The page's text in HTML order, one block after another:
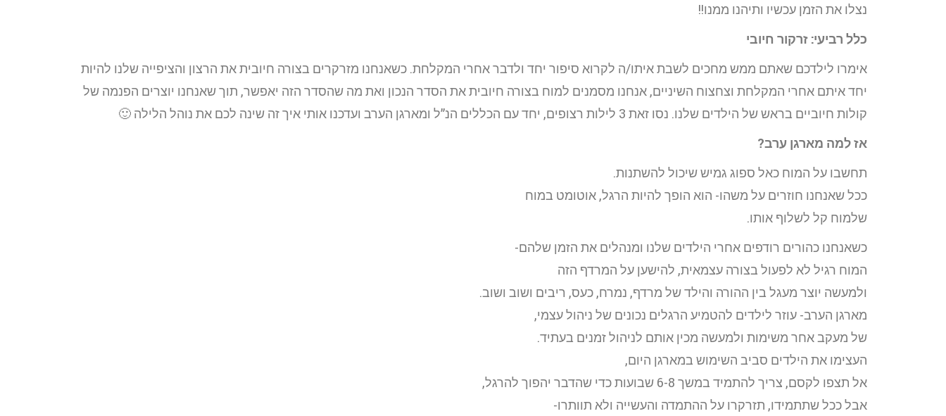
נצלו את הזמן עכשיו ותיהנו ממנו!!
כלל רביעי: זרקור חיובי
אימרו לילדכם שאתם ממש מחכים לשבת איתו/ה לקרוא סיפור יחד ולדבר אחרי המקלחת. כשאנחנו מזרקרים בצורה חיובית את הרצון והציפייה שלנו להיות
יחד איתם אחרי המקלחת וצחצוח השיניים, אנחנו מסמנים למוח בצורה חיובית את הסדר הנכון ואת מה שהסדר הזה יאפשר, תוך שאנחנו יוצרים הפנמה של
קולות חיוביים בראש של הילדים שלנו. נסו זאת 3 לילות רצופים, יחד עם הכללים הנ”ל ומארגן הערב ועדכנו אותי איך זה שינה לכם את נוהל הלילה 🙂
אז למה מארגן ערב?
תחשבו על המוח כאל ספוג גמיש שיכול להשתנות.
ככל שאנחנו חוזרים על משהו- הוא הופך להיות הרגל, אוטומט במוח
שלמוח קל לשלוף אותו.
כשאנחנו כהורים רודפים אחרי הילדים שלנו ומנהלים את הזמן שלהם-
המוח רגיל לא לפעול בצורה עצמאית, להישען על המרדף הזה
ולמעשה יוצר מעגל בין ההורה והילד של מרדף, נמרח, כעס, ריבים ושוב ושוב.
מארגן הערב- עוזר לילדים להטמיע הרגלים נכונים של ניהול עצמי,
של מעקב אחר משימות ולמעשה מכין אותם לניהול זמנים בעתיד.
העצימו את הילדים סביב השימוש במארגן היום,
אל תצפו לקסם, צריך להתמיד במשך 6-8 שבועות כדי שהדבר יהפוך להרגל,
אבל ככל שתתמידו, תזרקרו על ההתמדה והעשייה ולא תוותרו-